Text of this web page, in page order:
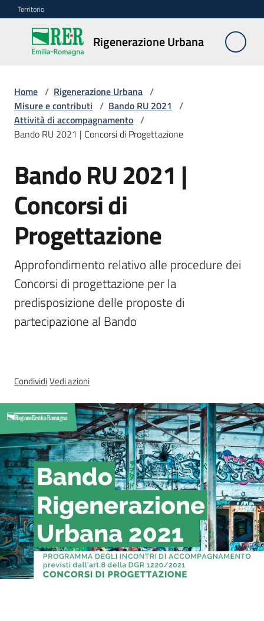
Vai al contenuto
Vai alla navigazione
Vai al footer
Territorio
Rigenerazione Urbana
Rigenerazione
Urbana
Misure
e
contributi
Strumenti
Divulgazione
Norme
e
atti
Seguici
su
Territorio
Argomenti
Novità
Servizi
Leggi Atti Bandi
Home / Rigenerazione Urbana /
Misure e contributi / Bando RU 2021 /
Attività di accompagnamento /
Bando RU 2021 | Concorsi di Progettazione
Salta al contenuto
Bando RU 2021 |
Concorsi di
Progettazione
Approfondimento relativo alle procedure dei
Concorsi di progettazione per la
predisposizione delle proposte di
partecipazione al Bando
CondividiVedi azioni